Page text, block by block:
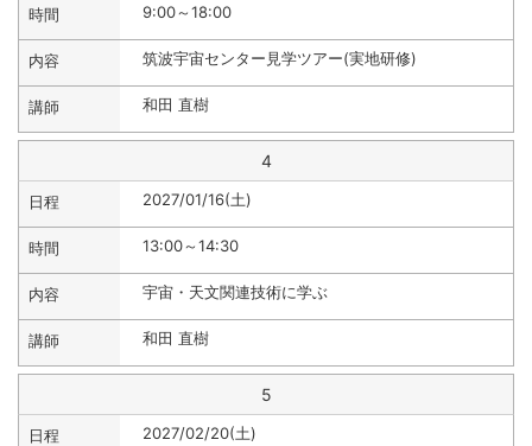
9:00～18:00
筑波宇宙センター見学ツアー(実地研修)
和田 直樹
4
2027/01/16(土)
13:00～14:30
宇宙・天文関連技術に学ぶ
和田 直樹
5
2027/02/20(土)